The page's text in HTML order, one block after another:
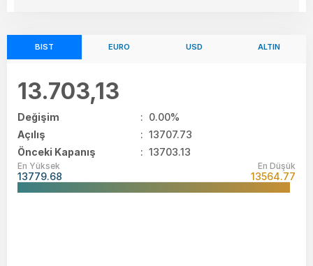
BIST EURO USD ALTIN
13.703,13
Değişim : 0.00%
Açılış
: 13707.73
Önceki Kapanış
: 13703.13
En Yüksek
13779.68
En Düşük
13564.77